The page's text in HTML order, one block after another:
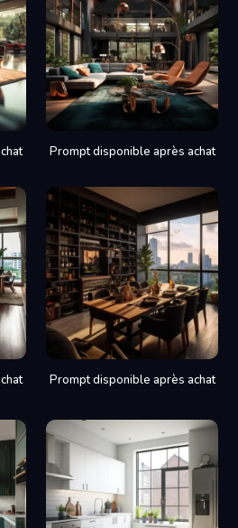
Prompt disponible après achat
Prompt disponible après achat